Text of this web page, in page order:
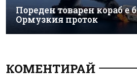
Пореден товарен кораб е
Ормузкия проток
КОМЕНТИРАЙ